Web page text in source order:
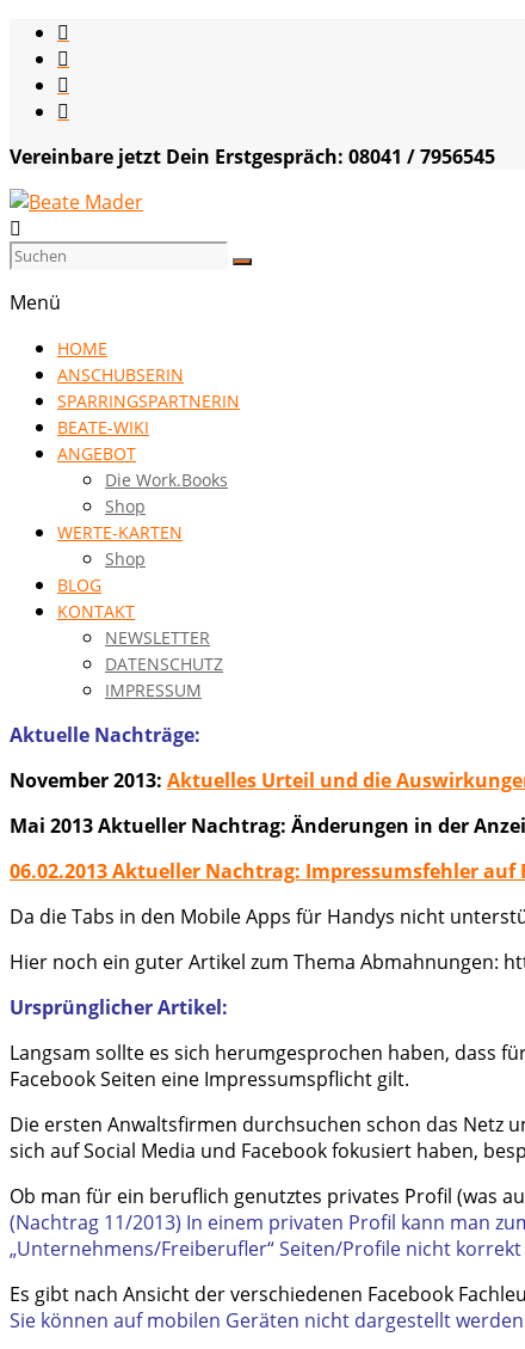
Skip
content
Vereinbare jetzt Dein Erstgespräch: 08041 / 7956545
Beate
Kommunikationsgenialistin
VISION
HOCH
DREI
Menü
HOME
ANSCHUBSERIN
SPARRINGSPARTNERIN
BEATE-WIKI
ANGEBOT
Die Work.Books
Shop
WERTE-KARTEN
Shop
BLOG
KONTAKT
NEWSLETTER
DATENSCHUTZ
IMPRESSUM
Aktuelle Nachträge:
November 2013: Aktuelles Urteil und die
Mai 2013 Aktueller Nachtrag: Änderungen in der
06.02.2013 Aktueller Nachtrag: Impressumsfehler
Da die Tabs in den Mobile Apps für Handys nicht
Hier noch ein guter Artikel zum Thema Abmahnungen:
Ursprünglicher Artikel:
Langsam sollte es sich herumgesprochen haben, dass
Facebook Seiten eine Impressumspflicht gilt.
Die ersten Anwaltsfirmen durchsuchen schon das Netz
sich auf Social Media und Facebook fokusiert haben,
Ob man für ein beruflich genutztes privates Profil (was
(Nachtrag 11/2013) In einem privaten Profil kann man
„Unternehmens/Freiberufler“ Seiten/Profile nicht
Es gibt nach Ansicht der verschiedenen Facebook
Sie können auf mobilen Geräten nicht dargestellt